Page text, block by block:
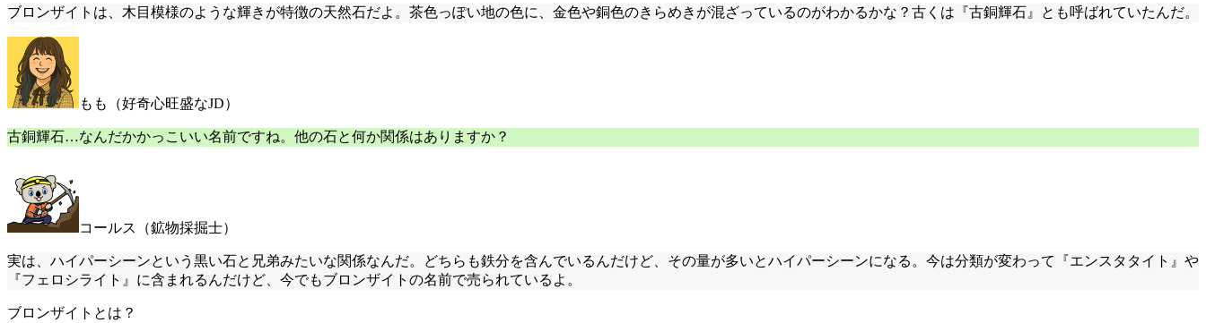
ブロンザイトは、木目模様のような輝きが特徴の天然石だよ。茶色っぽい地の色に、金色や銅色のきらめきが混ざっているのがわかるかな？古くは『古銅輝石』とも呼ばれていたんだ。
もも（好奇心旺盛なJD）
古銅輝石…なんだかかっこいい名前ですね。他の石と何か関係はありますか？
コールス（鉱物採掘士）
実は、ハイパーシーンという黒い石と兄弟みたいな関係なんだ。どちらも鉄分を含んでいるんだけど、その量が多いとハイパーシーンになる。今は分類が変わって『エンスタタイト』や
『フェロシライト』に含まれるんだけど、今でもブロンザイトの名前で売られているよ。
ブロンザイトとは？